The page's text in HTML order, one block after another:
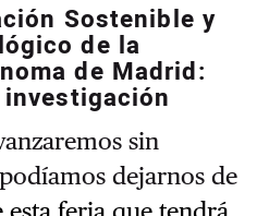
Sostenible y
de la
de Madrid:
sin
dejarnos de